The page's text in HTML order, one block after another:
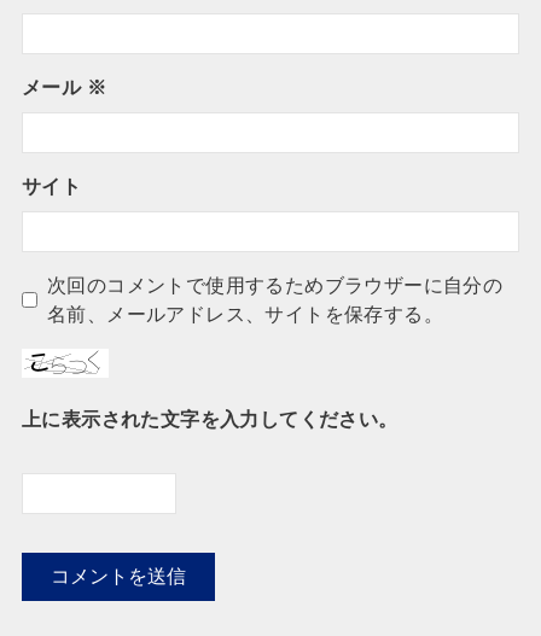
メール ※
サイト
次回のコメントで使用するためブラウザーに自分の
名前、メールアドレス、サイトを保存する。
上に表示された文字を入力してください。